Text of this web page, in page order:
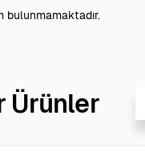
bulunmamaktadır.
Ürünler